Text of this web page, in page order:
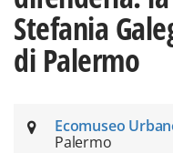
Stefania
di Palermo
Ecomuseo
Palermo